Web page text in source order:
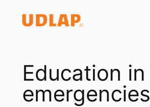
Education in
emergencies